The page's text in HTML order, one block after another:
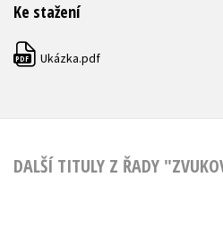
Ke stažení
PDF Ukázka.pdf
DALŠÍ TITULY Z ŘADY